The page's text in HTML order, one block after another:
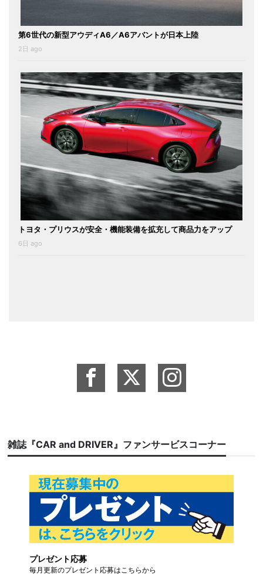
第6世代の新型アウディA6／A6アバントが日本上陸
2日 ago
トヨタ・プリウスが安全・機能装備を拡充して商品力をアップ
6日 ago
雑誌『CAR and DRIVER』ファンサービスコーナー
プレゼント応募
毎月更新のプレゼント応募はこちらから